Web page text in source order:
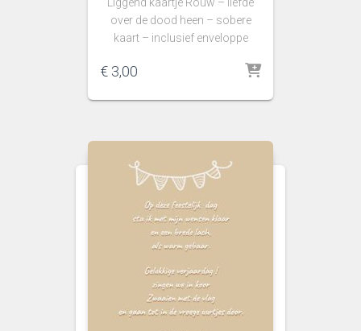
Liggend kaartje Rouw – liefde
over de dood heen – sobere
kaart – inclusief enveloppe
€ 3,00